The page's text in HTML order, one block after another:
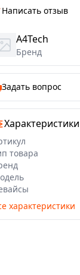
Написать отзыв
A4Tech
Бренд
Задать вопрос
Характеристики
товара
характеристики